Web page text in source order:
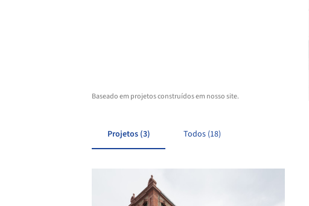
Baseado em projetos construídos em nosso site.
Projetos (3) Todos (18)